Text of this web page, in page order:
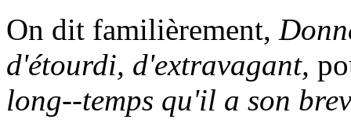
On dit familièrement,
d'étourdi, d'extravagant,
long--temps qu'il a son